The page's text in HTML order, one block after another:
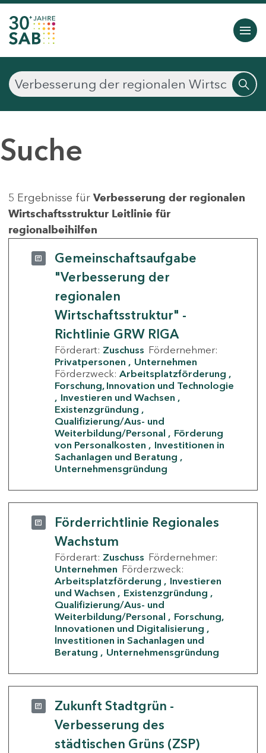
Suche
5 Ergebnisse für Verbesserung der regionalen
Wirtschaftsstruktur Leitlinie für
regionalbeihilfen
Gemeinschaftsaufgabe
"Verbesserung der
regionalen
Wirtschaftsstruktur" -
Richtlinie GRW RIGA
Förderart: Zuschuss Fördernehmer:
Privatpersonen
Unternehmen
Förderzweck: Arbeitsplatzförderung
Forschung, Innovation und Technologie
Investieren und Wachsen
Existenzgründung
Qualifizierung/Aus- und
Weiterbildung/Personal
Förderung
von Personalkosten
Investitionen in
Sachanlagen und Beratung
Unternehmensgründung
Förderrichtlinie Regionales
Wachstum
Förderart: Zuschuss Fördernehmer:
Unternehmen Förderzweck:
Arbeitsplatzförderung
Investieren
und Wachsen
Existenzgründung
Qualifizierung/Aus- und
Weiterbildung/Personal
Forschung,
Innovationen und Digitalisierung
Investitionen in Sachanlagen und
Beratung
Unternehmensgründung
Zukunft Stadtgrün -
Verbesserung des
städtischen Grüns (ZSP)